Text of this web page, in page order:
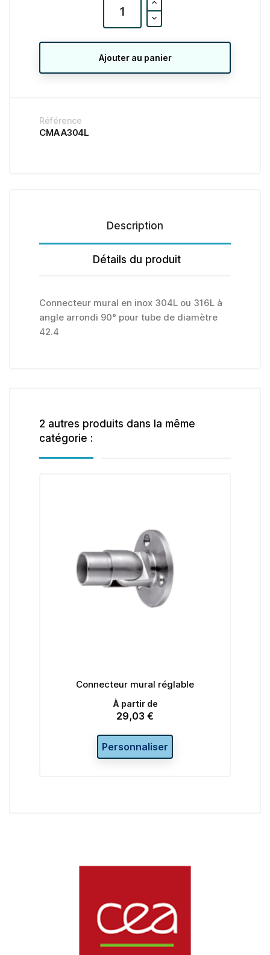
Ajouter au panier
Référence
CMAA304L
Description
Détails du produit
Connecteur mural en inox 304L ou 316L à
angle arrondi 90° pour tube de diamètre
42.4
2 autres produits dans la même
catégorie :
Connecteur mural réglable
À partir de
Prix
29,03 €
Personnaliser